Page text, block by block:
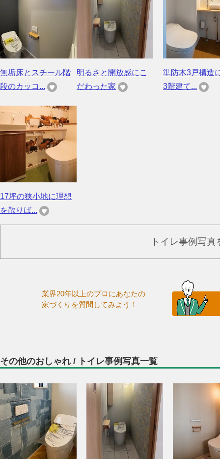
無垢床とスチール階
段のカッコ...
明るさと開放感にこ
だわった家
準防木3戸構造
3階建て...
17坪の狭小地に理想
を散りば...
トイレ事例写
業界20年以上のプロにあなたの
家づくりを質問してみよう！
その他のおしゃれ / トイレ事例写真一覧